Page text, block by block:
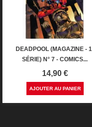
DEADPOOL (MAGAZINE -
SÉRIE) N° 7 - COMICS...
Prix
14,90 €
AJOUTER AU PANIER